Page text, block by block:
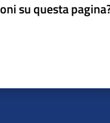
su questa